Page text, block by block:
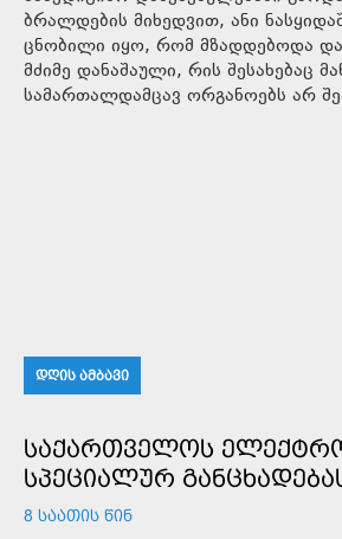
ბრალდების მიხედვით, ანი
ცნობილი იყო, რომ მზადდებოდა
მძიმე დანაშაული, რის შესახებაც
სამართალდამცავ ორგანოებს არ
ᲓᲦᲘᲡ ᲐᲛᲑᲐᲕᲘ
ᲡᲐᲥᲐᲠᲗᲕᲔᲚᲝᲡ
ᲡᲞᲔᲪᲘᲐᲚᲣᲠ
8 ᲡᲐᲐᲗᲘᲡ ᲬᲘᲜ